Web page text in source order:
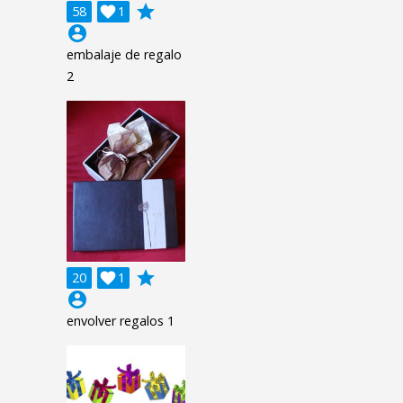
58 1

grade
account_circle
embalaje de regalo
2
20 1

grade
account_circle
envolver regalos 1